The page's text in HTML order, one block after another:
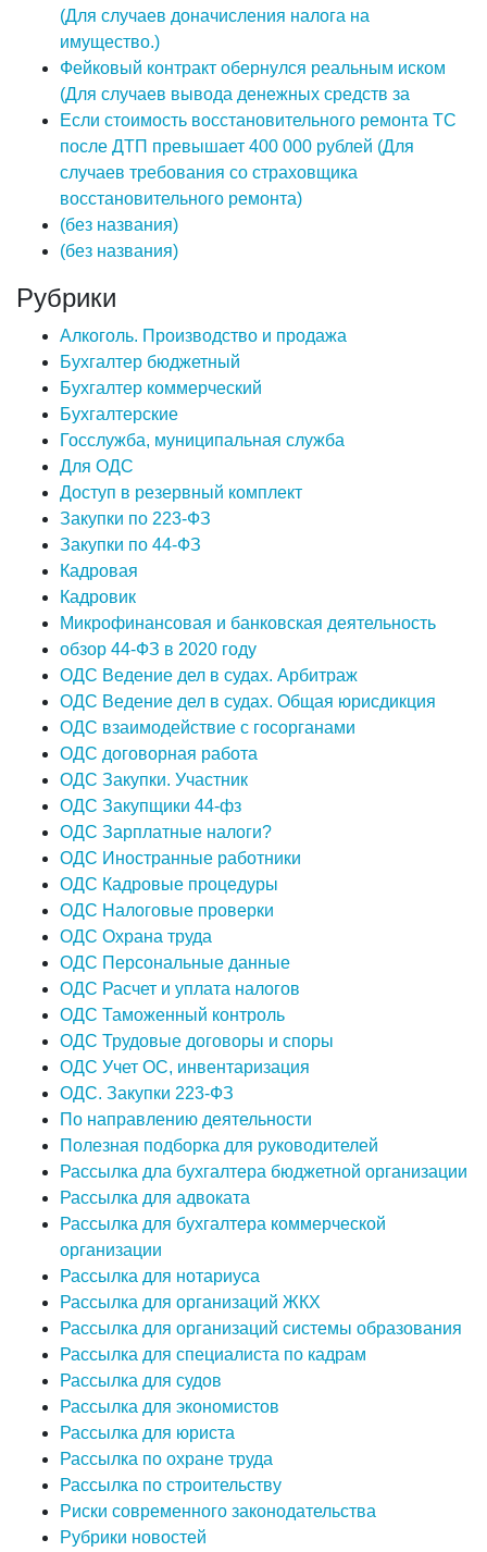
(Для случаев доначисления налога на
имущество.)
Фейковый контракт обернулся реальным иском
(Для случаев вывода денежных средств за
Если стоимость восстановительного ремонта ТС
после ДТП превышает 400 000 рублей (Для
случаев требования со страховщика
восстановительного ремонта)
(без названия)
(без названия)
Рубрики
Алкоголь. Производство и продажа
Бухгалтер бюджетный
Бухгалтер коммерческий
Бухгалтерские
Госслужба, муниципальная служба
Для ОДС
Доступ в резервный комплект
Закупки по 223-ФЗ
Закупки по 44-ФЗ
Кадровая
Кадровик
Микрофинансовая и банковская деятельность
обзор 44-ФЗ в 2020 году
ОДС Ведение дел в судах. Арбитраж
ОДС Ведение дел в судах. Общая юрисдикция
ОДС взаимодействие с госорганами
ОДС договорная работа
ОДС Закупки. Участник
ОДС Закупщики 44-фз
ОДС Зарплатные налоги?
ОДС Иностранные работники
ОДС Кадровые процедуры
ОДС Налоговые проверки
ОДС Охрана труда
ОДС Персональные данные
ОДС Расчет и уплата налогов
ОДС Таможенный контроль
ОДС Трудовые договоры и споры
ОДС Учет ОС, инвентаризация
ОДС. Закупки 223-ФЗ
По направлению деятельности
Полезная подборка для руководителей
Рассылка дла бухгалтера бюджетной организации
Рассылка для адвоката
Рассылка для бухгалтера коммерческой
организации
Рассылка для нотариуса
Рассылка для организаций ЖКХ
Рассылка для организаций системы образования
Рассылка для специалиста по кадрам
Рассылка для судов
Рассылка для экономистов
Рассылка для юриста
Рассылка по охране труда
Рассылка по строительству
Риски современного законодательства
Рубрики новостей